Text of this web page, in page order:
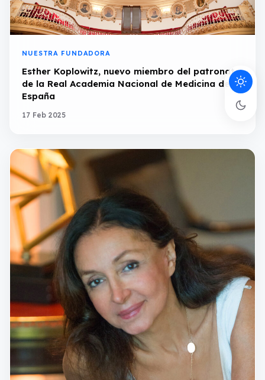
NUESTRA FUNDADORA
Esther Koplowitz, nuevo miembro del patronato
de la Real Academia Nacional de Medicina de
España
17 Feb 2025